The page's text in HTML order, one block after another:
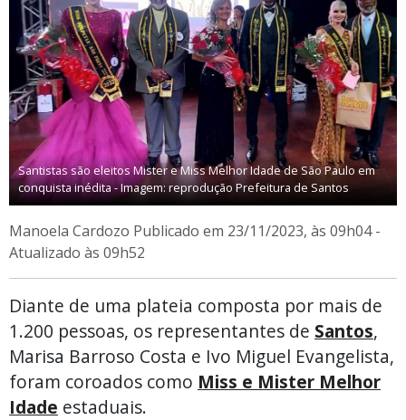
Santistas são eleitos Mister e Miss Melhor Idade de São Paulo em
conquista inédita - Imagem: reprodução Prefeitura de Santos
Manoela Cardozo Publicado em 23/11/2023, às 09h04 -
Atualizado às 09h52
Diante de uma plateia composta por mais de
1.200 pessoas, os representantes de Santos,
Marisa Barroso Costa e Ivo Miguel Evangelista,
foram coroados como Miss e Mister Melhor
Idade estaduais.